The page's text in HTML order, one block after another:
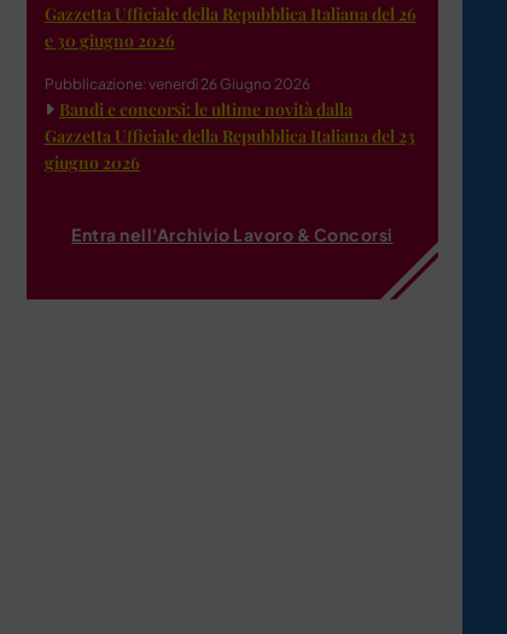
Gazzetta Ufficiale della Repubblica Italiana del 26
e 30 giugno 2026
Pubblicazione: venerdì 26 Giugno 2026
Bandi e concorsi: le ultime novità dalla
Gazzetta Ufficiale della Repubblica Italiana del 23
giugno 2026
Entra nell'Archivio Lavoro & Concorsi